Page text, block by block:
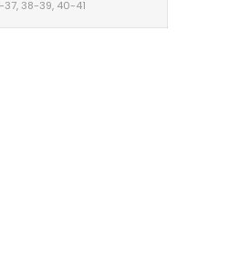
37, 38-39, 40-41